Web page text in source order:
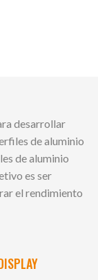
desarrollar
de aluminio
de aluminio
es ser
el rendimiento